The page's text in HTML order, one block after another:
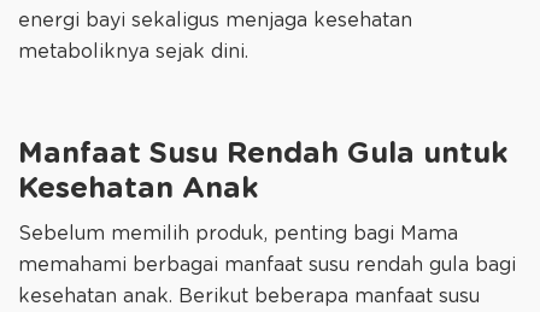
energi bayi sekaligus menjaga kesehatan
metaboliknya sejak dini.
Manfaat Susu Rendah Gula untuk
Kesehatan Anak
Sebelum memilih produk, penting bagi Mama
memahami berbagai manfaat susu rendah gula bagi
kesehatan anak. Berikut beberapa manfaat susu